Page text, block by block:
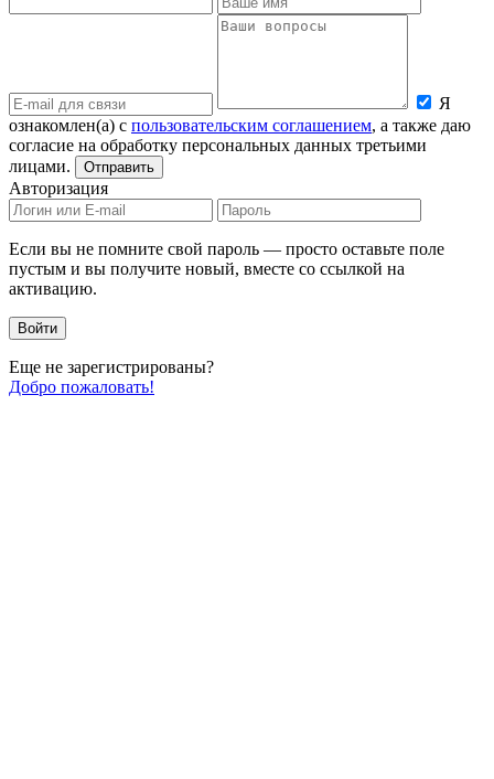
Я
ознакомлен(а) с пользовательским соглашением, а также даю
согласие на обработку персональных данных третьими
лицами.
Отправить
Авторизация
Если вы не помните свой пароль — просто оставьте поле
пустым и вы получите новый, вместе со ссылкой на
активацию.
Войти
Еще не зарегистрированы?
Добро пожаловать!